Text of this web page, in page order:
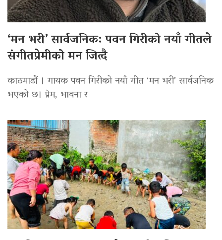
‘मन भरी’ सार्वजनिक: पवन गिरीको नयाँ गीतले
संगीतप्रेमीको मन जित्दै
काठमाडौं । गायक पवन गिरीको नयाँ गीत ‘मन भरी’ सार्वजनिक
भएको छ। प्रेम, भावना र